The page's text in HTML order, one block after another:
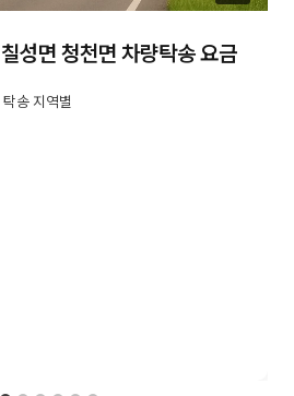
성면 청천면 차량탁송 요금
탁송 지역별